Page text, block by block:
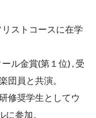
ストコースに在学
ル金賞(第１位) , 受
団員と共演。
修奨学生としてウ
参加。